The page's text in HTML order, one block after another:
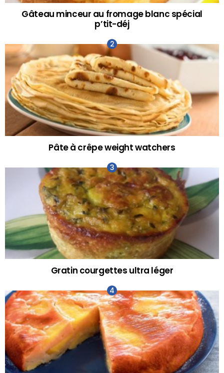
Gâteau minceur au fromage blanc spécial
p’tit-déj
Pâte à crêpe weight watchers
Gratin courgettes ultra léger